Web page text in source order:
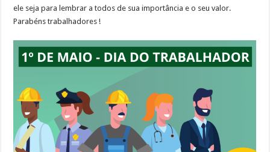
ele seja para lembrar a todos de sua importância e o seu valor.
Parabéns trabalhadores !